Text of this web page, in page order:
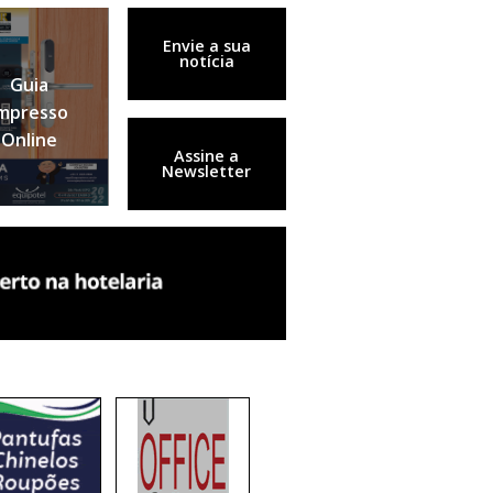
Guia
Online
Envie a sua
notícia
Assine a
Newsletter